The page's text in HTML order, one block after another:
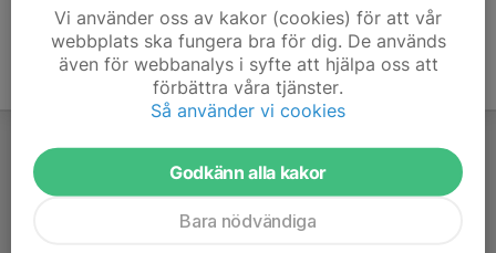
Vi använder oss av kakor (cookies) för att vår
webbplats ska fungera bra för dig. De används
även för webbanalys i syfte att hjälpa oss att
förbättra våra tjänster.
Så använder vi cookies
Godkänn alla kakor
Bara nödvändiga